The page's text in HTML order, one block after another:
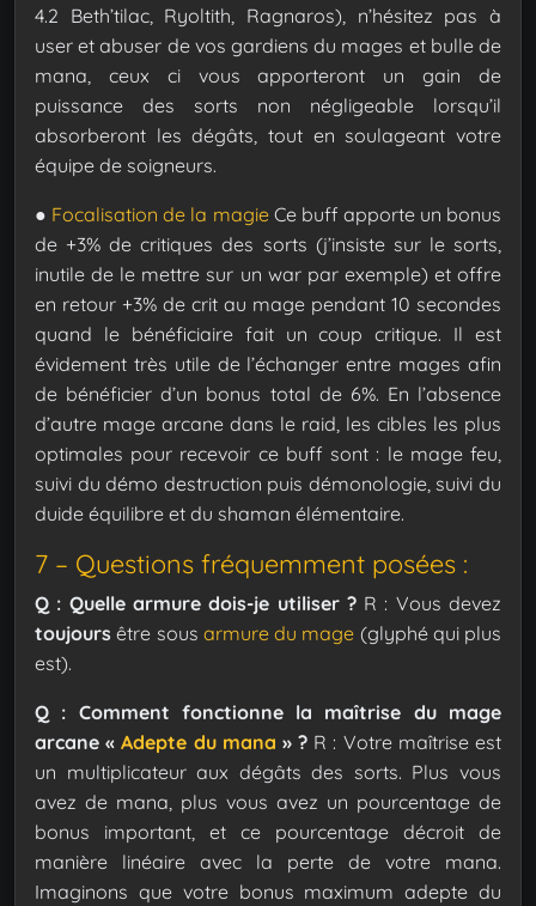
4.2 Beth’tilac, Ryoltith, Ragnaros), n’hésitez pas à
user et abuser de vos gardiens du mages et bulle de
mana, ceux ci vous apporteront un gain de
puissance des sorts non négligeable lorsqu’il
absorberont les dégâts, tout en soulageant votre
équipe de soigneurs.
● Focalisation de la magieCe buff apporte un bonus
de +3% de critiques des sorts (j’insiste sur le sorts,
inutile de le mettre sur un war par exemple) et offre
en retour +3% de crit au mage pendant 10 secondes
quand le bénéficiaire fait un coup critique. Il est
évidement très utile de l’échanger entre mages afin
de bénéficier d’un bonus total de 6%. En l’absence
d’autre mage arcane dans le raid, les cibles les plus
optimales pour recevoir ce buff sont : le mage feu,
suivi du démo destruction puis démonologie, suivi du
duide équilibre et du shaman élémentaire.
7 – Questions fréquemment posées :
Q : Quelle armure dois-je utiliser ?R : Vous devez
toujours être sous armure du mage (glyphé qui plus
est).
Q : Comment fonctionne la maîtrise du mage
arcane «Adepte du mana » ? R : Votre maîtrise est
un multiplicateur aux dégâts des sorts. Plus vous
avez de mana, plus vous avez un pourcentage de
bonus important, et ce pourcentage décroit de
manière linéaire avec la perte de votre mana.
Imaginons que votre bonus maximum adepte du